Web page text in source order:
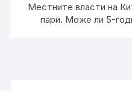
Местните власти на
пари. Може ли 5-